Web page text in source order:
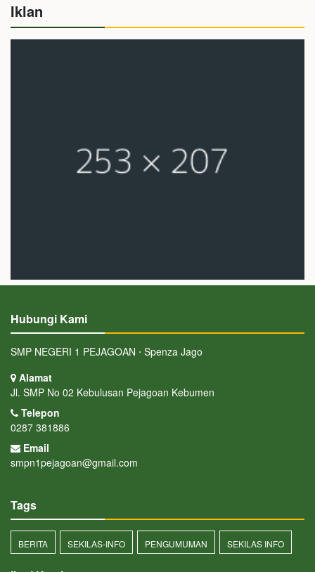
Iklan
Hubungi Kami
SMP NEGERI 1 PEJAGOAN ⋅ Spenza Jago
Alamat
Jl. SMP No 02 Kebulusan Pejagoan Kebumen
Telepon
0287 381886
Email
smpn1pejagoan@gmail.com
Tags
BERITA SEKILAS-INFO PENGUMUMAN SEKILAS INFO